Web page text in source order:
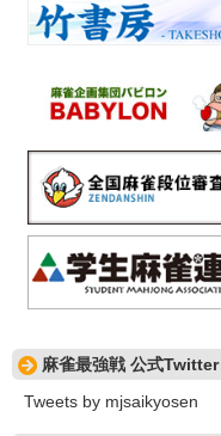
麻雀最強戦 公式Twitter
Tweets by mjsaikyosen